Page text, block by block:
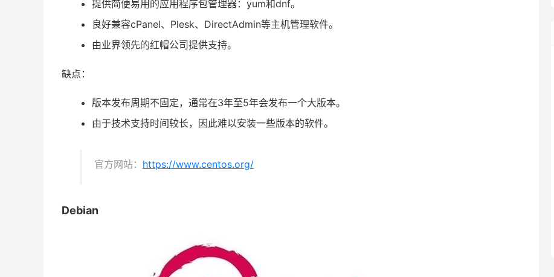
提供简便易用的应用程序包管理器：yum和dnf。
良好兼容cPanel、Plesk、DirectAdmin等主机管理软件。
由业界领先的红帽公司提供支持。
缺点：
版本发布周期不固定，通常在3年至5年会发布一个大版本。
由于技术支持时间较长，因此难以安装一些版本的软件。
官方网站： https://www.centos.org/
Debian